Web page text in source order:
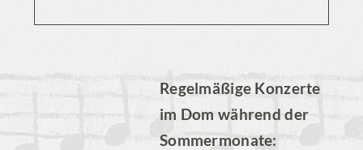
Regelmäßige Konzerte
im Dom während der
Sommermonate: